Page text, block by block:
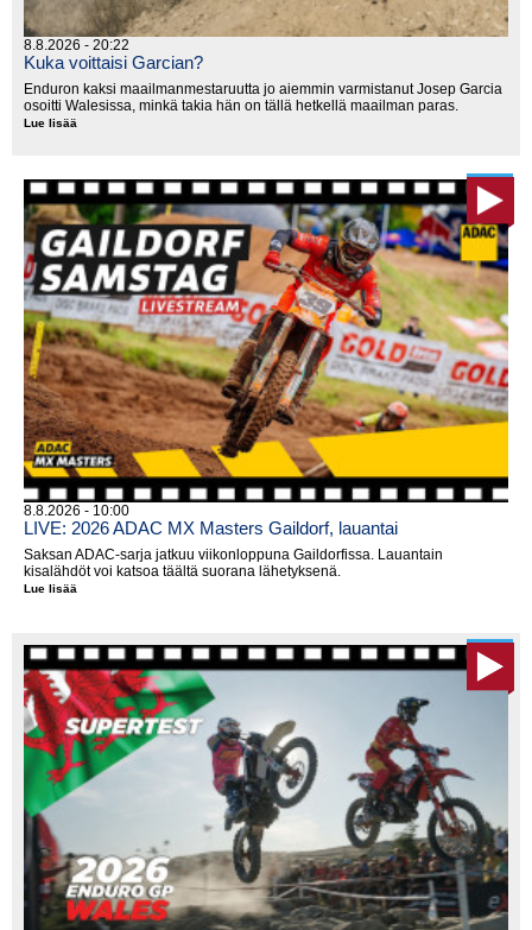
8.8.2026 - 20:22
Kuka voittaisi Garcian?
Enduron kaksi maailmanmestaruutta jo aiemmin varmistanut Josep Garcia
osoitti Walesissa, minkä takia hän on tällä hetkellä maailman paras.
Lue lisää
8.8.2026 - 10:00
LIVE: 2026 ADAC MX Masters Gaildorf, lauantai
Saksan ADAC-sarja jatkuu viikonloppuna Gaildorfissa. Lauantain
kisalähdöt voi katsoa täältä suorana lähetyksenä.
Lue lisää
Gaildorf,
lauantai